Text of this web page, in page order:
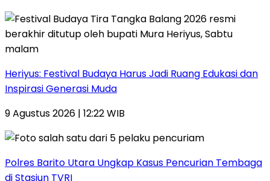
Heriyus: Festival Budaya Harus Jadi Ruang Edukasi dan
Inspirasi Generasi Muda
9 Agustus 2026 | 12:22 WIB
Polres Barito Utara Ungkap Kasus Pencurian Tembaga
di Stasiun TVRI